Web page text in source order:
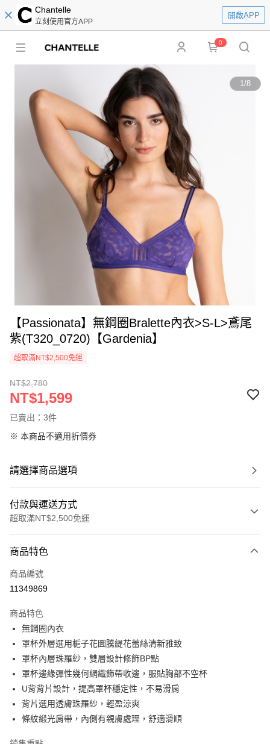
Chantelle
立刻使用官方APP
開啟APP
0
1/8
【Passionata】無鋼圈Bralette內衣>S-L>鳶尾
紫(T320_0720)【Gardenia】
超取滿NT$2,500免運
NT$2,780
NT$1,599
已賣出：3件
※ 本商品不適用折價券
請選擇商品選項
付款與運送方式
超取滿NT$2,500免運
信用卡一次付款
信用卡分期付款
合作金庫商業銀行
華南商業銀行
上海商業儲蓄銀行
台北富邦商業銀行
國泰世華商業銀行
兆豐國際商業銀行
臺灣中小企業銀行
台中商業銀行
匯豐（台灣）商業銀行
華泰商業銀行
聯邦商業銀行
遠東國際商業銀行
元大商業銀行
玉山商業銀行
星展（台灣）商業銀行
超商取貨付款
LINE Pay
街口支付
悠遊付
【大哥付你分期使用說明】
商品特色
商品編號
11349869
商品特色
無鋼圈內衣
罩杯外層選用梔子花圖騰緹花蕾絲清新雅致
罩杯內層珠羅紗，雙層設計修飾BP點
罩杯邊緣彈性幾何網織飾帶收邊，服貼胸部不空杯
U背背片設計，提高罩杯穩定性，不易滑肩
背片選用透膚珠羅紗，輕盈涼爽
條紋緞光肩帶，內側有親膚處理，舒適滑順